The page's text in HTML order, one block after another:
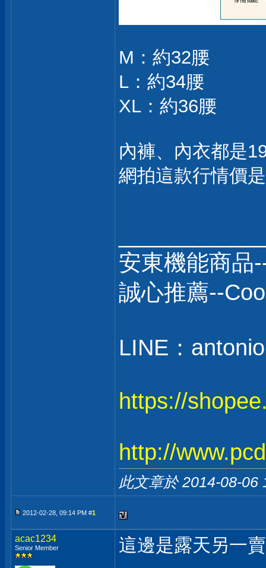
M：約32腰
L：約34腰
XL：約36腰
內褲、內衣都是
網拍這款行情價
安東機能商品
誠心推薦--
LINE：
https://
http://
此文章於 2014-08-06
2012-02-28, 09:14 PM #1
acac1234
Senior Member 這邊是露天另一